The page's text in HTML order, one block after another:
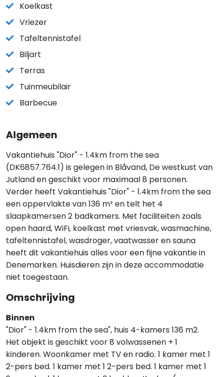
Koelkast
Vriezer
Tafeltennistafel
Biljart
Terras
Tuinmeubilair
Barbecue
Algemeen
Vakantiehuis "Dior" - 1.4km from the sea
(DK6857.764.1) is gelegen in Blåvand, De westkust van
Jutland en geschikt voor maximaal 8 personen.
Verder heeft Vakantiehuis "Dior" - 1.4km from the sea
een oppervlakte van 136 m² en telt het 4
slaapkamersen 2 badkamers. Met faciliteiten zoals
open haard, WiFi, koelkast met vriesvak, wasmachine,
tafeltennistafel, wasdroger, vaatwasser en sauna
heeft dit vakantiehuis alles voor een fijne vakantie in
Denemarken. Huisdieren zijn in deze accommodatie
niet toegestaan.
Omschrijving
Binnen
"Dior" - 1.4km from the sea", huis 4-kamers 136 m2.
Het objekt is geschikt voor 8 volwassenen + 1
kinderen. Woonkamer met TV en radio. 1 kamer met 1
2-pers bed. 1 kamer met 1 2-pers bed. 1 kamer met 1